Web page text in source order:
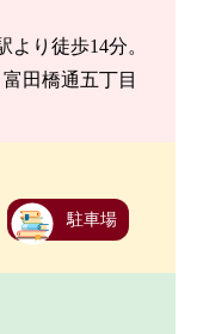
り徒歩14分。
田橋通五丁目
駐車場